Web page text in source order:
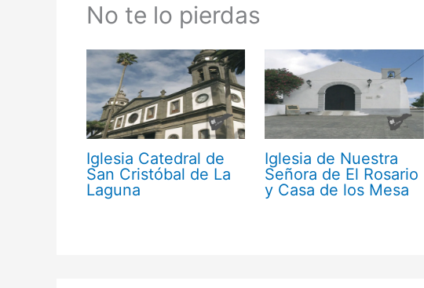
No te lo pierdas
Iglesia Catedral de
San Cristóbal de La
Laguna
Iglesia de Nuestra
Señora de El Rosario
y Casa de los Mesa